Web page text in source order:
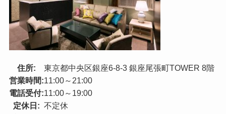
住所:
東京都中央区銀座6-8-3 銀座尾張町TOWER 8階
営業時間:11:00～21:00
電話受付:11:00～19:00
定休日: 不定休